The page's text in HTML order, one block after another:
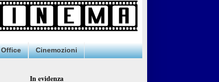
Cinemozioni
In evidenza